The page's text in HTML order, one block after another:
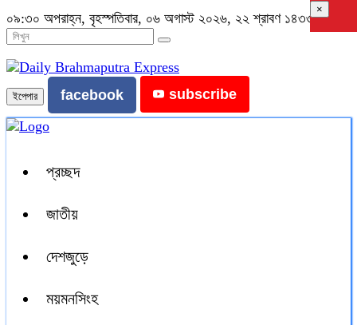
০৯:৩০ অপরাহ্ন, বৃহস্পতিবার, ০৬ অগাস্ট ২০২৬, ২২ শ্রাবণ ১৪৩৩ বঙ্গাব্দ
ইপেপার facebook subscribe
প্রচ্ছদ
জাতীয়
দেশজুড়ে
ময়মনসিংহ
×